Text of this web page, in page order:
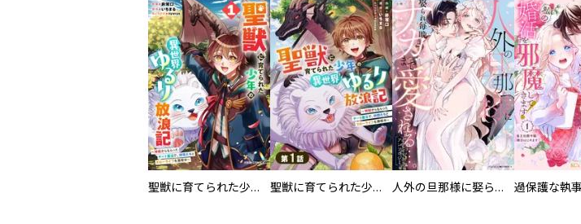
聖獣に育てられた少年の異世界ゆるり放浪記～神様からもらったチート魔法で、仲間たちとスローライフを満喫中～ 聖獣に育てられた少年の異世界ゆるり放浪記～神様からもらったチート魔法で、仲間たちとスローライフを満喫中～【分冊版】 人外の旦那様に娶られ毎晩ナカまで愛される…。アンソロジー